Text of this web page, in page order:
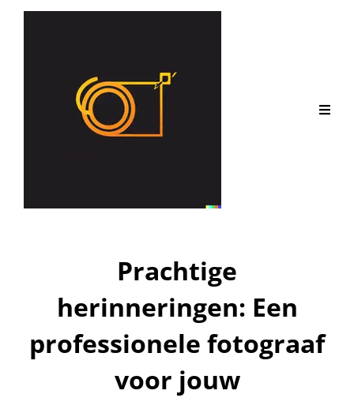
Prachtige
herinneringen: Een
professionele fotograaf
voor jouw